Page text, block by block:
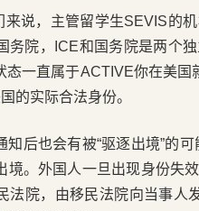
来说，主管留学生SEVIS的
务院，ICE和国务院是两个
态一直属于ACTIVE你在美
的实际合法身份。
知后也会有被“驱逐出境”的
境。外国人一旦出现身份失
法院，由移民法院向当事人